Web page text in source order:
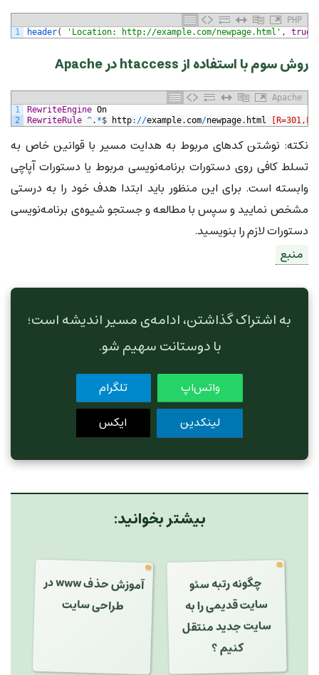
PHP
1
header( 'Location: http://example.com/newpage.html' , true
روش سوم با استفاده از htaccess در Apache
Apache
1
2
RewriteEngine On
RewriteRule ^. *$ http: //example. com/newpage. html [R=301,L]
نکته: نوشتن کدهای مربوط به هدایت مسیر با قوانین خاص به
تسلط کافی روی دستورات برنامه‌نویسی مربوط یا دستورات آپاچی
وابسته است. برای این منظور باید ابتدا هدف خود را به درستی
مشخص نمایید و سپس با مطالعه و جستجو شیوه‌ی برنامه‌نویسی
دستورات لازم را بنویسید.
منبع
به اشتراک گذاشتن، ادامه‌ی مسیر اندیشه است؛
با دوستانت سهیم شو.
واتس‌اپ
تلگرام
لینکدین
ایکس
بیشتر بخوانید:
چگونه رتبه سئو
سایت قدیمی را به
سایت جدید منتقل
کنیم ؟
آموزش حذف www در
طراحی سایت